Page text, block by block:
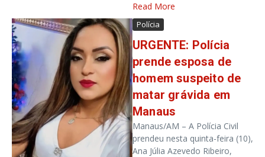
Read More
Polícia
URGENTE: Polícia
prende esposa de
homem suspeito de
matar grávida em
Manaus
Manaus/AM – A Polícia Civil
prendeu nesta quinta-feira (10),
Ana Júlia Azevedo Ribeiro,